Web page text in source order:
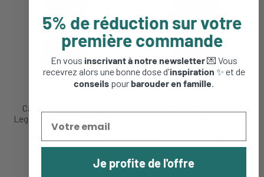
Cagoule enfant polaire
Lego - Lwaustin 706 - Bleu
5% de réduction sur votre
première commande
En vous inscrivant à notre newsletter💌 Vous
recevrez alors une bonne dose d'inspiration ✨ et de
conseils pourbarouder en famille.
Je profite de l'offre